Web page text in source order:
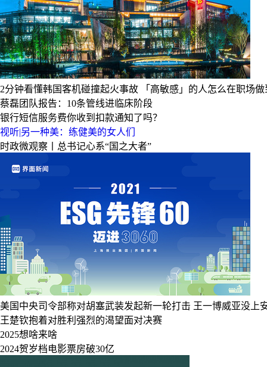
2分钟看懂韩国客机碰撞起火事故
「高敏感」的人怎么在职场
蔡磊团队报告：10条管线进临床阶段
银行短信服务费你收到扣款通知了吗？
视听|另一种美：练健美的女人们
时政微观察丨总书记心系“国之大者”
美国中央司令部称对胡塞武装发起新一轮打击 王一博威亚没上
王楚钦抱着对胜利强烈的渴望面对决赛
2025想啥来啥
2024贺岁档电影票房破30亿